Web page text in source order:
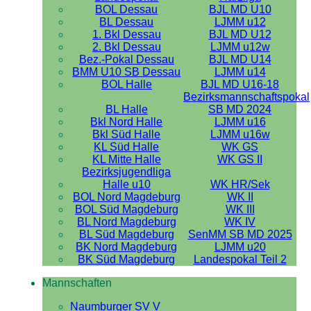
BOL Dessau
BJL MD U10
BL Dessau
LJMM u12
1. Bkl Dessau
BJL MD U12
2. Bkl Dessau
LJMM u12w
Bez.-Pokal Dessau
BJL MD U14
BMM U10 SB Dessau
LJMM u14
BOL Halle
BJL MD U16-18
BL Halle
Bezirksmannschaftspokal
SB MD 2024
Bkl Nord Halle
LJMM u16
Bkl Süd Halle
LJMM u16w
KL Süd Halle
WK GS
KL Mitte Halle
WK GS II
Bezirksjugendliga
Halle u10
WK HR/Sek
BOL Nord Magdeburg
WK II
BOL Süd Magdeburg
WK III
BL Nord Magdeburg
WK IV
BL Süd Magdeburg
SenMM SB MD 2025
BK Nord Magdeburg
LJMM u20
BK Süd Magdeburg
Landespokal Teil 2
Mannschaften
Naumburger SV V